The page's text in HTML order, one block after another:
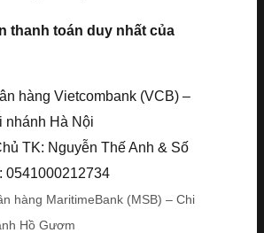
thanh toán duy nhất của
hàng Vietcombank (VCB) –
nhánh Hà Nội
TK: Nguyễn Thế Anh & Số
0541000212734
hàng MaritimeBank (MSB) – Chi
Hồ Gươm